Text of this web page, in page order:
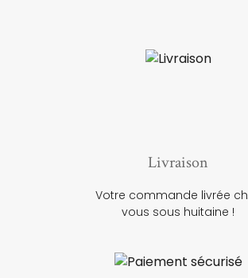
Livraison
Votre commande livrée
vous sous huitaine !